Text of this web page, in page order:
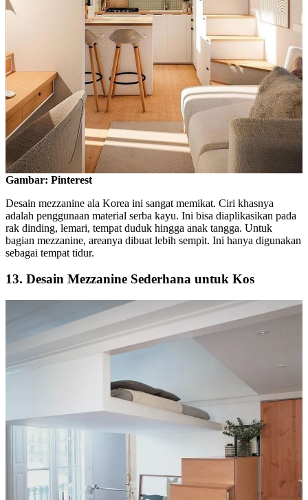
Gambar: Pinterest
Desain mezzanine ala Korea ini sangat memikat. Ciri khasnya
adalah penggunaan material serba kayu. Ini bisa diaplikasikan pada
rak dinding, lemari, tempat duduk hingga anak tangga. Untuk
bagian mezzanine, areanya dibuat lebih sempit. Ini hanya digunakan
sebagai tempat tidur.
13. Desain Mezzanine Sederhana untuk Kos